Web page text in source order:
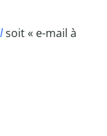
soit « e-mail à